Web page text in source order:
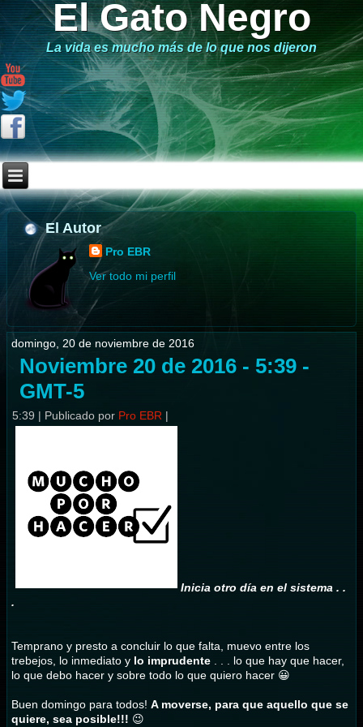
El Gato Negro
La vida es mucho más de lo que nos dijeron
El Autor
Pro EBR
Ver todo mi perfil
domingo, 20 de noviembre de 2016
Noviembre 20 de 2016 - 5:39 -
GMT-5
5:39 | Publicado por Pro EBR |
Inicia otro día en el sistema . .
.
Temprano y presto a concluir lo que falta, muevo entre los
trebejos, lo inmediato y lo imprudente . . . lo que hay que hacer,
lo que debo hacer y sobre todo lo que quiero hacer 😀
Buen domingo para todos!A moverse, para que aquello que se
quiere, sea posible!!! 😉